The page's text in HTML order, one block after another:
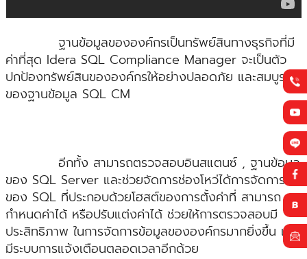
ฐานข้อมูลขององค์กรเป็นทรัพย์สินทางธุรกิจที่มี
ค่าที่สุด Idera SQL Compliance Manager จะเป็นตัว
ปกป้องทรัพย์สินขององค์กรให้อย่างปลอดภัย และสมบูรณ์
ของฐานข้อมูล SQL CM
อีกทั้ง สามารถตรวจสอบอินสแตนซ์ , ฐานข้อมูล
ของ SQL Server และช่วยจัดการช่องโหว่ได้การจัดการ
ของ SQL ที่ประกอบด้วยโฮสต์ของการตั้งค่าที่ สามารถ
กำหนดค่าได้ หรือปรับแต่งค่าได้ ช่วยให้การตรวจสอบมี
ประสิทธิภาพ ในการจัดการข้อมูลขององค์กรมากยิ่งขึ้น และ
มีระบบการแจ้งเตือนตลอดเวลาอีกด้วย